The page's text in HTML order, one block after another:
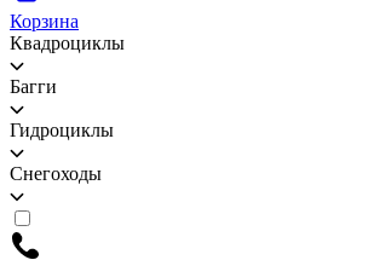
Корзина
Квадроциклы
Багги
Гидроциклы
Снегоходы